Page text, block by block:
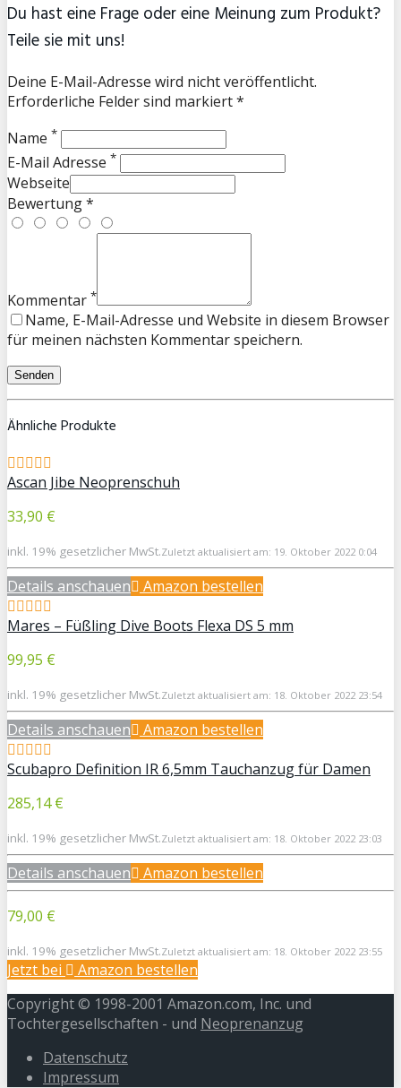
Du hast eine Frage oder eine Meinung zum Produkt?
Teile sie mit uns!
Deine E-Mail-Adresse wird nicht veröffentlicht.
Erforderliche Felder sind markiert *
Name *
E-Mail Adresse *
Webseite
Bewertung *
Kommentar *
Name, E-Mail-Adresse und Website in diesem Browser
für meinen nächsten Kommentar speichern.
Ähnliche Produkte
Ascan Jibe Neoprenschuh
33,90 €
inkl. 19% gesetzlicher MwSt.Zuletzt aktualisiert am: 19. Oktober 2022 0:04
Details anschauen
Amazon bestellen
Mares – Füßling Dive Boots Flexa DS 5 mm
99,95 €
inkl. 19% gesetzlicher MwSt.Zuletzt aktualisiert am: 18. Oktober 2022 23:54
Details anschauen
Amazon bestellen
Scubapro Definition IR 6,5mm Tauchanzug für Damen
285,14 €
inkl. 19% gesetzlicher MwSt.Zuletzt aktualisiert am: 18. Oktober 2022 23:03
Details anschauen Amazon bestellen
79,00 €
inkl. 19% gesetzlicher MwSt.Zuletzt aktualisiert am: 18. Oktober 2022 23:55
Jetzt bei
Amazon bestellen
Copyright © 1998-2001 Amazon.com, Inc. und
Tochtergesellschaften - und Neoprenanzug
Datenschutz
Impressum